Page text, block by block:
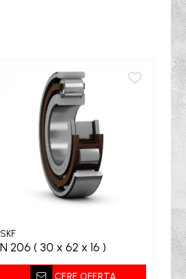
SKF
N 206 ( 30 x 62 x 16 )